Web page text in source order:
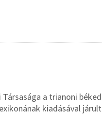
a trianoni
kiadásával